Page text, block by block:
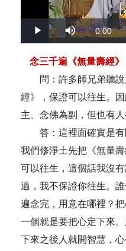
Play Mute Current
Time
0:00
念三千遍《無量壽經
問：許多師兄弟聽說
經》，保證可以往生。
主、念佛為副，但也有
答：這裡面確實是有
我們修淨土先把《無量
可以往生，這個話我沒
過，我不保證你往生。
遍念完，用意在哪裡？
一個就是要把心定下來
下來之後人就開智慧，